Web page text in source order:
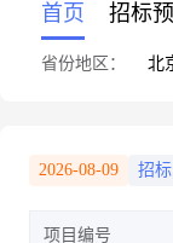
首页 招标
省份地区： 北
2026-08-09 招
项目编号